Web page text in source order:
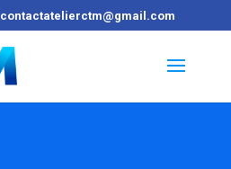
contactatelierctm@gmail.com